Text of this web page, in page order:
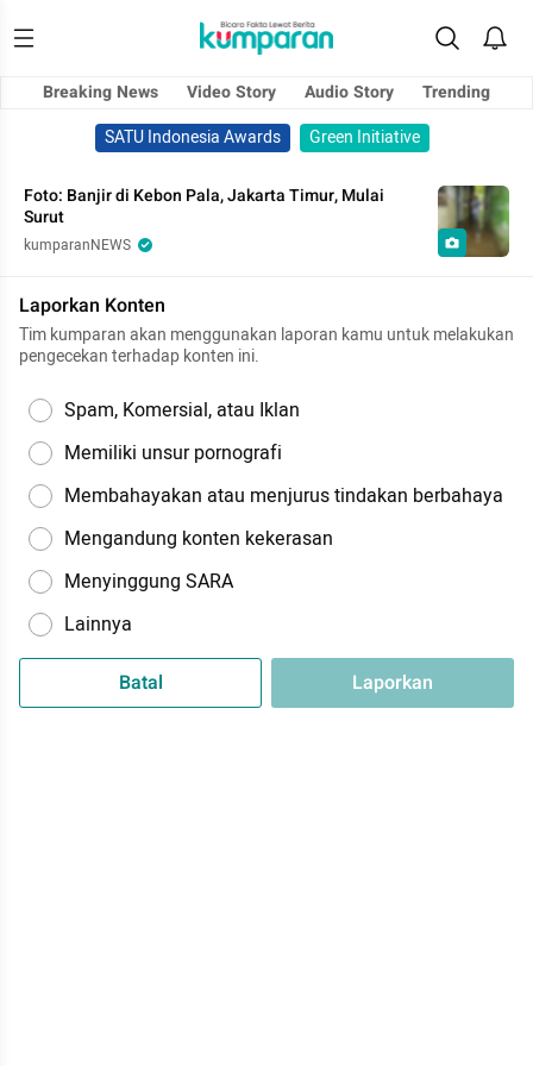
Breaking News Video Story Audio Story
Trending
SATU Indonesia Awards
Green Initiative
Foto: Banjir di Kebon Pala, Jakarta Timur, Mulai
Surut
kumparanNEWS
Laporkan Konten
Tim kumparan akan menggunakan laporan kamu untuk melakukan
pengecekan terhadap konten ini.
Spam, Komersial, atau Iklan
Memiliki unsur pornografi
Membahayakan atau menjurus tindakan berbahaya
Mengandung konten kekerasan
Menyinggung SARA
Lainnya
Batal Laporkan